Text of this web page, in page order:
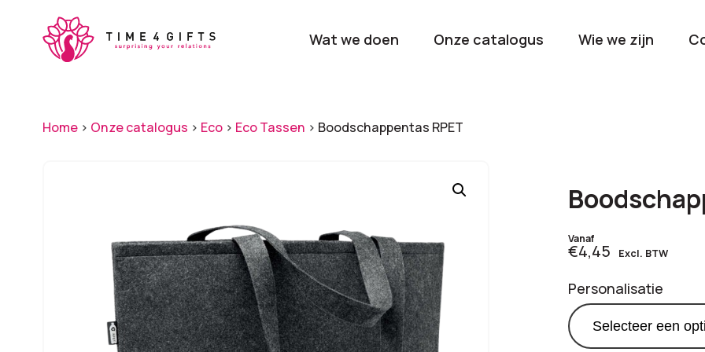
Wat we doen Onze catalogus
Laat je door ons
verrassen
flessen
Nieuwkomers 2026
De nieuwste items
Val op met
tijdens elk
Wie we zijn
Home > Onze catalogus > Eco > Eco Tassen > Boodschappentas RPET
Vanaf
€4,45 Excl. BTW
Personalisatie